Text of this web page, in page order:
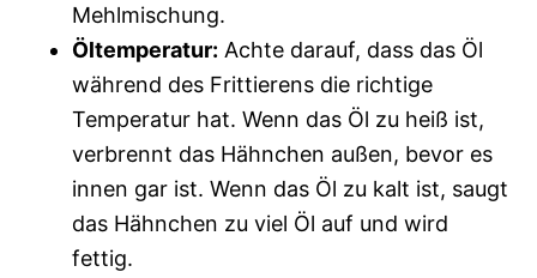
Mehlmischung.
Öltemperatur: Achte darauf, dass das Öl
während des Frittierens die richtige
Temperatur hat. Wenn das Öl zu heiß ist,
verbrennt das Hähnchen außen, bevor es
innen gar ist. Wenn das Öl zu kalt ist, saugt
das Hähnchen zu viel Öl auf und wird
fettig.